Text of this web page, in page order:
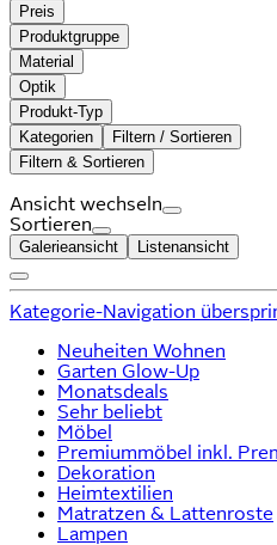
Preis
Produktgruppe
Material
Optik
Produkt-Typ
Kategorien
Filtern / Sortieren
Filtern & Sortieren
Ansicht wechseln
Sortieren
Galerieansicht Listenansicht
Kategorie-Navigation
Neuheiten Wohnen
Garten Glow-Up
Monatsdeals
Sehr beliebt
Möbel
Premiummöbel inkl.
Dekoration
Heimtextilien
Matratzen & Lattenroste
Lampen